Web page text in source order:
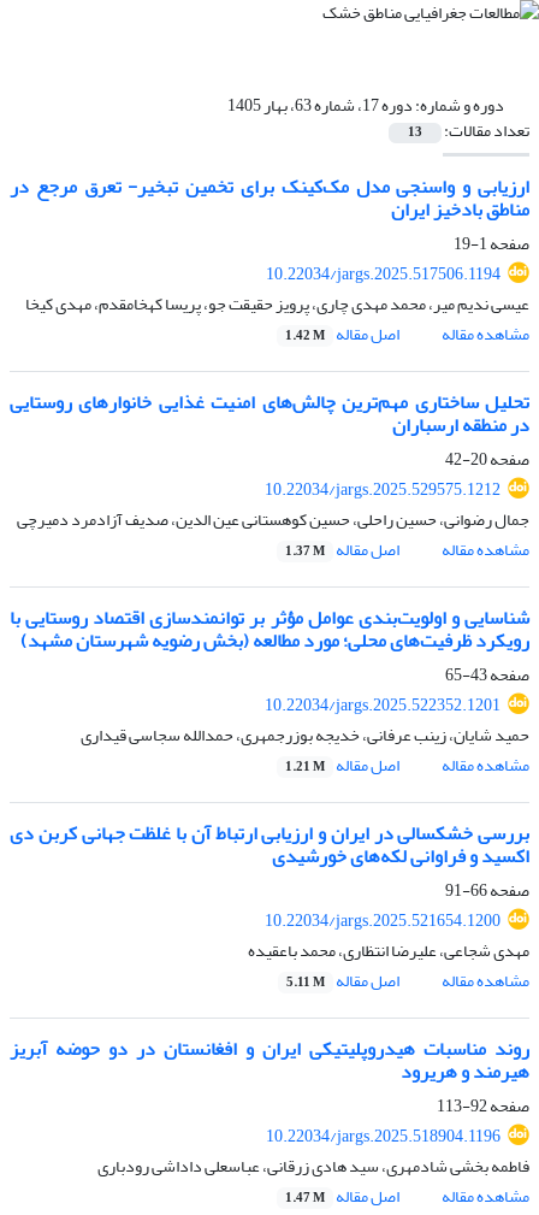
دوره و شماره:دوره 17، شماره 63، بهار 1405
تعداد مقالات: 13
ارزیابی و واسنجی مدل مک‌کینک برای تخمین تبخیر- تعرق مرجع در
مناطق بادخیز ایران
صفحه1-19
10.22034/jargs.2025.517506.1194
عیسی ندیم میر، محمد مهدی چاری، پرویز حقیقت جو، پریسا کهخامقدم، مهدی کیخا
مشاهده مقاله
اصل مقاله 1.42 M
تحلیل ساختاری مهم‌ترین چالش‌های امنیت غذایی خانوارهای روستایی
در منطقه ارسباران
صفحه20-42
10.22034/jargs.2025.529575.1212
جمال رضوانی، حسین راحلی، حسین کوهستانی عین الدین، صدیف آزادمرد دمیرچی
مشاهده مقاله
اصل مقاله 1.37 M
شناسایی و اولویت‌بندی عوامل مؤثر بر توانمندسازی اقتصاد روستایی با
رویکرد ظرفیت‌های محلی؛ مورد مطالعه (بخش رضویه شهرستان مشهد)
صفحه43-65
10.22034/jargs.2025.522352.1201
حمید شایان، زینب عرفانی، خدیجه بوزرجمهری، حمدالله سجاسی قیداری
مشاهده مقاله
اصل مقاله 1.21 M
بررسی خشکسالی در ایران و ارزیابی ارتباط آن‌ با غلظت جهانی کربن دی
اکسید و فراوانی لکه‌های خورشیدی
صفحه66-91
10.22034/jargs.2025.521654.1200
مهدی شجاعی، علیرضا انتظاری، محمد باعقیده
مشاهده مقاله
اصل مقاله 5.11 M
روند مناسبات هیدروپلیتیکی ایران و افغانستان در دو حوضه آبریز
هیرمند و هریرود
صفحه92-113
10.22034/jargs.2025.518904.1196
فاطمه بخشی شادمهری، سید هادی زرقانی، عباسعلی داداشی رودباری
مشاهده مقاله
اصل مقاله 1.47 M